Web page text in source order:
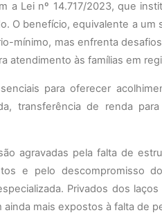
a Lei nº 14.717/2023, que
O benefício, equivalente a um
mínimo, mas enfrenta
atendimento às famílias em
para oferecer
transferência de renda
agravadas pela falta de
e pelo descompromisso
Privados dos
mais expostos à falta de